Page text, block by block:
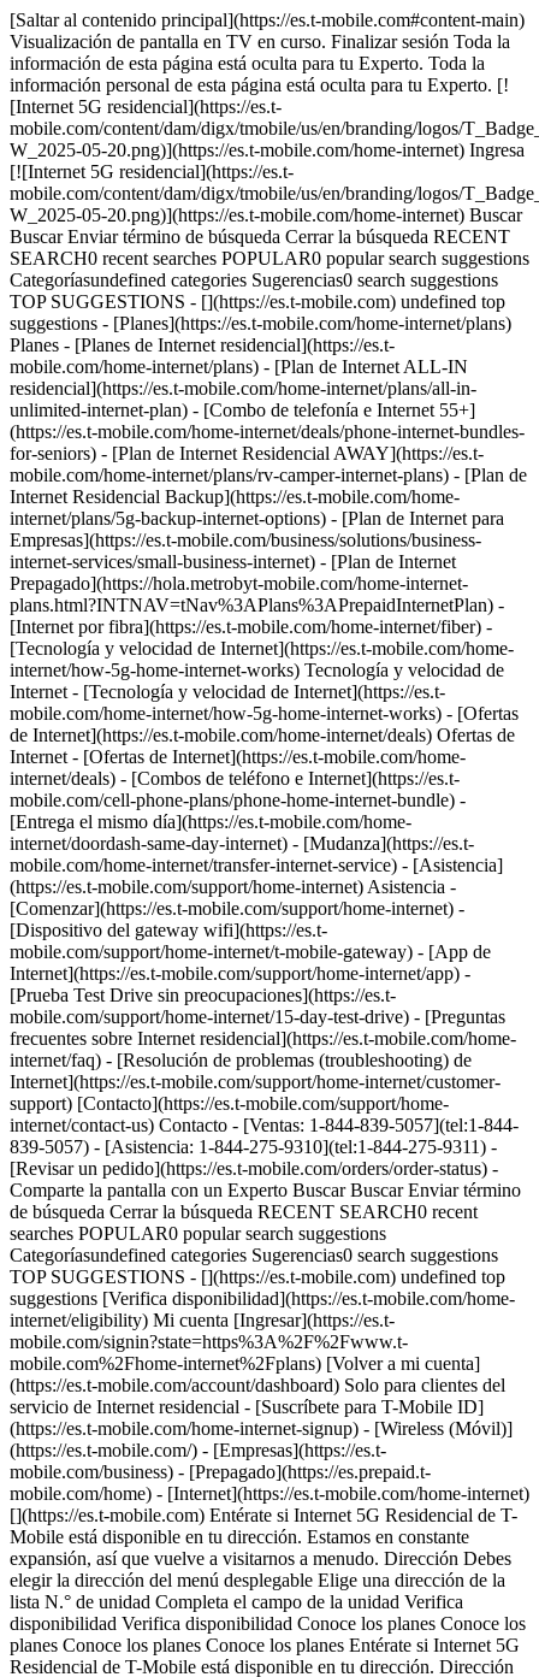
[Saltar al contenido principal](https://es.t-mobile.com#content-main)
Visualización de pantalla en TV en curso. Finalizar sesión Toda la
información de esta página está oculta para tu Experto. Toda la
información personal de esta página está oculta para tu Experto. [!
[Internet 5G residencial](https://es.t-
mobile.com/content/dam/digx/tmobile/us/en/branding/logos/
W_2025-05-20.png)](https://es.t-mobile.com/home-internet) Ingresa
[![Internet 5G residencial](https://es.t-
mobile.com/content/dam/digx/tmobile/us/en/branding/logos/
W_2025-05-20.png)](https://es.t-mobile.com/home-internet) Buscar
Buscar Enviar término de búsqueda Cerrar la búsqueda RECENT
SEARCH0 recent searches POPULAR0 popular search suggestions
Categoríasundefined categories Sugerencias0 search suggestions
TOP SUGGESTIONS - [](https://es.t-mobile.com) undefined top
suggestions - [Planes](https://es.t-mobile.com/home-internet/plans)
Planes - [Planes de Internet residencial](https://es.t-
mobile.com/home-internet/plans) - [Plan de Internet ALL-IN
residencial](https://es.t-mobile.com/home-internet/plans/all-in-
unlimited-internet-plan) - [Combo de telefonía e Internet 55+]
(https://es.t-mobile.com/home-internet/deals/phone-internet-bundles-
for-seniors) - [Plan de Internet Residencial AWAY](https://es.t-
mobile.com/home-internet/plans/rv-camper-internet-plans) - [Plan de
Internet Residencial Backup](https://es.t-mobile.com/home-
internet/plans/5g-backup-internet-options) - [Plan de Internet para
Empresas](https://es.t-mobile.com/business/solutions/business-
internet-services/small-business-internet) - [Plan de Internet
Prepagado](https://hola.metrobyt-mobile.com/home-internet-
plans.html?INTNAV=tNav%3APlans%3APrepaidInternetPlan) -
[Internet por fibra](https://es.t-mobile.com/home-internet/fiber) -
[Tecnología y velocidad de Internet](https://es.t-mobile.com/home-
internet/how-5g-home-internet-works) Tecnología y velocidad de
Internet - [Tecnología y velocidad de Internet](https://es.t-
mobile.com/home-internet/how-5g-home-internet-works) - [Ofertas
de Internet](https://es.t-mobile.com/home-internet/deals) Ofertas de
Internet - [Ofertas de Internet](https://es.t-mobile.com/home-
internet/deals) - [Combos de teléfono e Internet](https://es.t-
mobile.com/cell-phone-plans/phone-home-internet-bundle) -
[Entrega el mismo día](https://es.t-mobile.com/home-
internet/doordash-same-day-internet) - [Mudanza](https://es.t-
mobile.com/home-internet/transfer-internet-service) - [Asistencia]
(https://es.t-mobile.com/support/home-internet) Asistencia -
[Comenzar](https://es.t-mobile.com/support/home-internet) -
[Dispositivo del gateway wifi](https://es.t-
mobile.com/support/home-internet/t-mobile-gateway) - [App de
Internet](https://es.t-mobile.com/support/home-internet/app) -
[Prueba Test Drive sin preocupaciones](https://es.t-
mobile.com/support/home-internet/15-day-test-drive) - [Preguntas
frecuentes sobre Internet residencial](https://es.t-mobile.com/home-
internet/faq) - [Resolución de problemas (troubleshooting) de
Internet](https://es.t-mobile.com/support/home-internet/customer-
support) [Contacto](https://es.t-mobile.com/support/home-
internet/contact-us) Contacto - [Ventas: 1-844-839-5057](tel:1-844-
839-5057) - [Asistencia: 1-844-275-9310](tel:1-844-275-9311) -
[Revisar un pedido](https://es.t-mobile.com/orders/order-status) -
Comparte la pantalla con un Experto Buscar Buscar Enviar término
de búsqueda Cerrar la búsqueda RECENT SEARCH0 recent
searches POPULAR0 popular search suggestions
Categoríasundefined categories Sugerencias0 search suggestions
TOP SUGGESTIONS - [](https://es.t-mobile.com) undefined top
suggestions [Verifica disponibilidad](https://es.t-mobile.com/home-
internet/eligibility) Mi cuenta [Ingresar](https://es.t-
mobile.com/signin?state=https%3A%2F%2Fwww.t-
mobile.com%2Fhome-internet%2Fplans) [Volver a mi cuenta]
(https://es.t-mobile.com/account/dashboard) Solo para clientes del
servicio de Internet residencial - [Suscríbete para T-Mobile ID]
(https://es.t-mobile.com/home-internet-signup) - [Wireless (Móvil)](https://es.t-mobile.com/) - [Empresas](https://es.t-mobile.com/business) - [Prepagado](https://es.prepaid.t-mobile.com/home) - [Internet](https://es.t-mobile.com/home-internet) [](https://es.t-mobile.com) Entérate si Internet 5G Residencial de T-Mobile está disponible en tu dirección. Estamos en constante expansión, así que vuelve a visitarnos a menudo. Dirección Debes elegir la dirección del menú desplegable Elige una dirección de la lista N.° de unidad Completa el campo de la unidad Verifica disponibilidad Verifica disponibilidad Conoce los planes Conoce los planes Conoce los planes Conoce los planes Entérate si Internet 5G Residencial de T-Mobile está disponible en tu dirección. Dirección Debes elegir la dirección del menú desplegable Elige una dirección de la lista N.° de unidad Completa el campo de la unidad Verifica disponibilidad Verifica disponibilidad Verifica disponibilidad Conoce los planes Conoce los planes # Obtén nuestras mejores ofertas de Internet 5G residencial.​ Ahorros, beneficios y todo lo bueno esperan por ti. ![Promoción para Internet 5G residencial de T-Mobile: obtén un mes por cuenta nuestra y hasta $200 de reembolso.](https://es.t-mobile.com/sdscene7/is/image/Tmusprod/fg-mou-plus-giftcard-2-11575202:16x9?fmt=png-alpha&qlt=100%2C0&resMode=sharp2&op_usm=1.75%2C0.3%2C2%2C0) SOLO POR TIEMPO LIMITADO ## Obtén un mes por cuenta nuestra, y hasta $200 de reembolso. [Obtén un mes por cuenta nuestra, y hasta $200 de reembolso.](https://es.t-mobile.com) Obtén un mes por cuenta nuestra, y hasta $200 de reembolso. Ahorra en Internet residencial rápido y cámbiate ya a cualquier plan de Internet 5G residencial de T-Mobile. Verifica disponibilidad , opens in a new window Usa el código MONTHONUS al pagar. Más impuestos. Al mes a través de un crédito en la factura. Reembolso mediante una tarjeta virtual de prepago; puede demorar 14 semanas después de la solicitud de reembolso. Las velocidades varían según las características y la gestión de la red local. Ver términos completos ## Obtén un mes por cuenta nuestra, y hasta $200 de reembolso. __Mes por cuenta nuestra:__ con un crédito único en la factura equivalente a la tarifa mensual, más cargos, después del descuento por AutoPago y otros descuentos aplicables. Por tiempo limitado, sujeta a cambio. Requiere una nueva línea de Internet elegible. Ingresa el código promocional al pagar. No transferible. El crédito puede demorar 2 ciclos de facturación. Límite de 2 por cuenta. No se puede combinar con ciertas ofertas o descuentos. __Reembolso:__ por tiempo limitado; sujeto a cambio. Registra el código dentro de los 30 días posteriores a la activación de nueva línea de Internet elegible ($100: Rely; $100: Amplified; $200: All-In). Si se cancelaron líneas de Internet en los últimos 90 días, es posible que deban reactivarse primero. __Hasta $200 a través de una tarjeta virtual de prepago Mastercard__; para usar en línea o en tiendas mediante apps móviles de pago aceptadas; no tiene acceso a dinero en efectivo y vence en 6 meses. __La tarjeta virtual de prepago Mastercard es emitida por Sunrise Banks N.A. o Pathward®, N.A., miembros de FDIC__, conforme a una licencia de MasterCard International Incorporated. Mastercard es una marca comercial registrada y el diseño de los círculos es una marca comercial de Mastercard International Incorporated. Esta tarjeta se puede usar en cualquier lugar donde se acepte Debit Mastercard. El registro, la activación, la aceptación o el uso de esta tarjeta constituyen la aceptación de los términos y condiciones detallados en el contrato de la tarjeta prepagada. __Esta promoción no está relacionada, patrocinada ni respaldada por Mastercard, Sunrise Banks N.A. ni Pathward, N.A.__ Las líneas deben estar activas y al corriente al momento de la emisión de la tarjeta. Máximo de 1/cuenta. No se puede combinar con ciertas ofertas, descuentos o promociones. ![Una mujer trabajando en su laptop en una sala universitaria.](https://es.t-mobile.com/sdscene7/is/image/Tmusprod/Student-at-Desk-12519075:16x9?fmt=jpg&fmt=jpg&qlt=85%2C0&resMode=sharp2&op_usm=1.75%2C0.3%2C2%2C0) COMBO EXCLUSIVO PARA ESTUDIANTES ## Solo $30/mes cada uno para un plan de teléfono para estudiantes e Internet 5G residencial. [Solo $30/mes cada uno para un plan de teléfono para estudiantes e Internet 5G residencial.](https://es.t-mobile.com) Solo $30/mes cada uno para un plan de teléfono para estudiantes e Internet 5G residencial. Obtén 1 línea Essentials Saver con ahorros de Student Perks Y el servicio de Internet 5G residencial más rápido del país por solo $30/mes cada uno. Verifica disponibilidad [Conoce más](https://es.t-mobile.com/cell-phone-plans/student-discounts) __Precios:__ Essentials Saver con Student Perks cuesta $30/mes con AutoPago, más impuestos y cargos. Internet 5G residencial con $20 en créditos en la factura mensual. El __más rápido__ según Ookla® Speedtest®. Ver términos completos ## Solo $30/mes cada uno para un plan de teléfono para estudiantes e Internet 5G residencial. __Essentials Saver con ahorros de Student Perks__ __Es necesario verificar que el titular de la cuenta sea estudiante elegible en un plazo de 45 días, mantener la línea de estudiante activa y volver a verificarlo si se solicita; de lo contrario, el plan pasará a ser Essentials Saver, con un costo adicional de hasta $20 por línea al mes.__ Para clientes nuevos y existentes de T-Mobile que sean estudiantes universitarios actualmente, titulares principales de la cuenta de T-Mobile y mayores de 18 años. Por tiempo limitado; sujeto a cambio. 2 líneas de voz como máximo. El cargo de $35 por conexión del dispositivo se paga al momento de la compra. Se puede requerir aprobación de crédito y depósito. Se aplica un cargo de programas regulatorios y un cargo de recuperación por un total de hasta $4.49 por línea y recargos federales y locales. Consulte los datos sobre banda ancha en es.T-Mobile.com. Se requiere dispositivo con capacidad para ciertas funciones. No se puede combinar con ciertas ofertas. Cambiarse de plan puede ocasionar la pérdida de los beneficios de su plan/función actual; consulte a un representante. Máximo de 2 líneas. Funciones de __llamadas y mensajes de texto ilimitados__ para comunicación directa entre 2 personas; otras funciones (por ejemplo, líneas de conferencias y de chat) podrían costar extra. Mensajes que usan datos y podrían no estar disponibles en el extranjero. __Roaming:__ incluye 200 MB para roaming nacional. Datos de alta velocidad solo en EE. UU.; en México y Canadá, ilimitados a 128 kbps como máximo; para usar datos en otros lugares se requiere compra adicional. Las llamadas desde más de 215 países y destinos, incluso a través de wifi, cuestan $.50/minuto (las llamadas wifi a EE. UU., México y Canadá no tienen cargo). El servicio puede ser cancelado o restringido por uso excesivo de roaming. No es para uso internacional prolongado; debe residir en los Estados Unidos y el uso principal debe ser en nuestra red de Estados Unidos. El dispositivo debe registrarse en nuestra red de EE. UU. antes de utilizarse en el extranjero. __Streaming de videos__ a hasta 2.5 Mbps (SD). La optimización puede afectar la velocidad de descarga de video; no se aplica a las cargas de videos. Para tener el mejor rendimiento, dejar la configuración de resolución predeterminada de las aplicaciones de streaming de video. __Uso compartido de datos__ a la velocidad 3G como máximo. Para clientes que usan más de 50 GB/mes, el uso principal de datos debe ser en un smartphone o tablet. El uso en smartphones y tablets tiene prioridad sobre el uso mediante hotspot móvil (uso compartido de datos), lo cual puede dar como resultado velocidades mayores para los datos usados en smartphones y tablets. Precios con AutoPago para las líneas 1 a 2. El descuento por AutoPago requiere una cuenta bancaria o tarjeta de débito; de lo contrario, el costo será de $5 más por línea al mes. Es posible que no se vea reflejado en la primera factura. __Cobertura__ no disponible en algunas áreas. __Gestión de red:__ el servicio puede __ponerse lento, suspenderse, cancelarse__ o __restringirse__ por mal uso, uso anormal, interferencia con nuestra red o nuestra capacidad de brindar un servicio de calidad a otros usuarios, o por un uso significativo en roaming. El uso en un dispositivo tendrá prioridad sobre el uso a través de la capacidad de enlace, lo que podría brindar velocidades más rápidas al usar los datos en un dispositivo. Detalles en [es.T-Mobile.com/OpenInternet](https://es.t-mobile.com/OpenInternet). Consulte los términos y condiciones (incluida la cláusula de arbitraje) en www.T-Mobile.com para obtener más información. __Internet 5G residencial por $30/mes:__ con $20 en créditos en la factura mensual. Por tiempo limitado, sujeta a cambio. Requiere calificación crediticia elegible, línea de voz Students Perks y nueva línea de Internet. Si se cancelaron líneas de Internet en los últimos 90 días, es posible que deban reactivarse primero. Los créditos pueden demorar hasta 2 ciclos de facturación; __los créditos se suspenderán si se cancelan líneas o se cambia de plan.__ Límite de 1 por cuenta. No se puede combinar con ciertas ofertas o descuentos. __Términos del plan de Internet 5G residencial Rely: si hay congestión, los clientes de este plan podrían notar velocidades más bajas que las de otros clientes e incluso más bajas si usan más de 1.2 TB al mes debido a la priorización de datos.__ No disponible en todas las áreas. Cargo por conexión del dispositivo de $35 a pagar al momento de la compra. Se aplica un cargo mensual de programas regulatorios y un cargo mensual de recuperación por un total de $2.10 por línea, y recargos federales y locales. Ver los datos sobre banda ancha en es.T-Mobile.com. Requiere aprobación de crédito. Solo para el uso residencial con ciertos gateways de T-Mobile en la ubicación proporcionada al momento de la activación; ser